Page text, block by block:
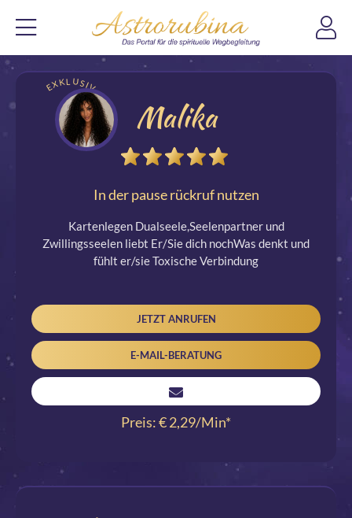
Malika
EXKLUSIV
In der pause rückruf nutzen
Kartenlegen Dualseele,Seelenpartner und
Zwillingsseelen liebt Er/Sie dich nochWas denkt und
fühlt er/sie Toxische Verbindung
JETZT ANRUFEN
E-MAIL-BERATUNG
Preis: € 2,29/Min*